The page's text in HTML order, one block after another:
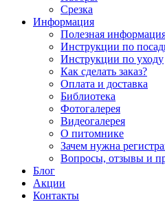
Срезка
Информация
Полезная
Инструкции по
Инструкции по уходу
Как сделать заказ?
Оплата и доставка
Библиотека
Фотогалерея
Видеогалерея
О питомнике
Зачем нужна
Вопросы, отзывы и
Блог
Акции
Контакты